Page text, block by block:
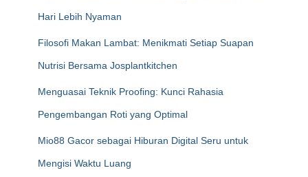
Hari Lebih Nyaman
Filosofi Makan Lambat: Menikmati Setiap Suapan
Nutrisi Bersama Josplantkitchen
Menguasai Teknik Proofing: Kunci Rahasia
Pengembangan Roti yang Optimal
Mio88 Gacor sebagai Hiburan Digital Seru untuk
Mengisi Waktu Luang